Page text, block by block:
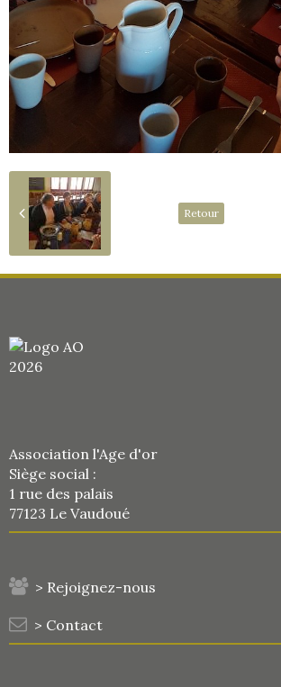
Retour
Association l'Age d'or
Siège social :
1 rue des palais
77123 Le Vaudoué
> Rejoignez-nous
> Contact